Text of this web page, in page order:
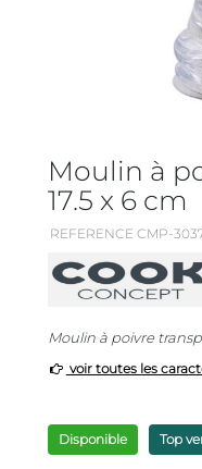
Moulin à
17.5 x 6 cm
REFERENCE CMP-
Moulin à poivre
voir toutes les
Disponible Top